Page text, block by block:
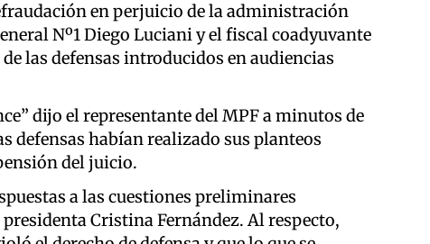
en perjuicio de la administración
Nº1 Diego Luciani y el fiscal coadyuvante
las defensas introducidos en audiencias
dijo el representante del MPF a minutos de
defensas habían realizado sus planteos
del juicio.
a las cuestiones preliminares
Cristina Fernández. Al respecto,